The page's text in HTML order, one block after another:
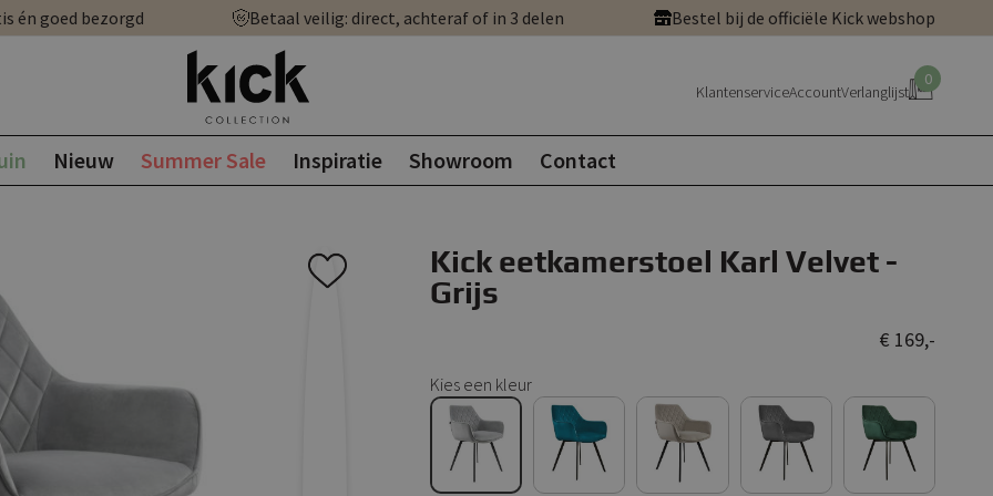
én goed bezorgd Betaal veilig: direct, achteraf of in 3 delen Bestel bij de officiële Kick webshop
KlantenserviceAccountVerlanglijst
0
Nieuw Summer Sale Inspiratie Showroom Contact
Kick eetkamerstoel Karl Velvet -
Grijs
€ 169,-
Kies een kleur